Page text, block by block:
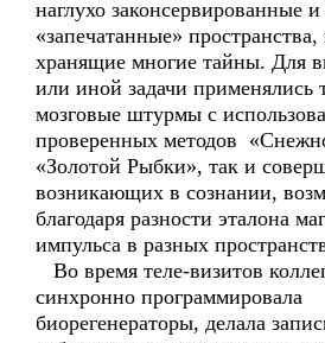
наглухо законсервированные
«запечатанные» пространства,
хранящие многие тайны. Для
или иной задачи применялись
мозговые штурмы с
проверенных методов
«Золотой Рыбки», так и
возникающих в сознании,
благодаря разности эталона
импульса в разных
Во время теле-визитов
синхронно программировала
биорегенераторы, делала